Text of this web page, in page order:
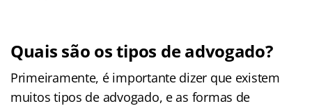
Quais são os tipos de advogado?
Primeiramente, é importante dizer que existem
muitos tipos de advogado, e as formas de